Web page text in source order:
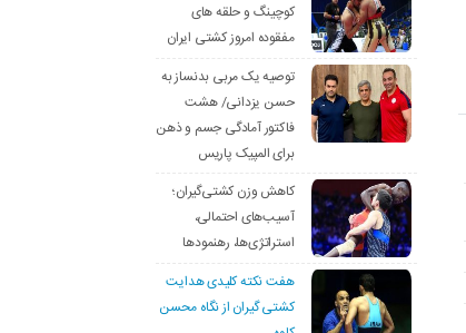
کوچینگ و حلقه های
مفقوده امروز کشتی ایران
توصیه یک مربی بدنساز به
حسن یزدانی/ هشت
فاکتور آمادگی جسم و ذهن
برای المپیک پاریس
کاهش وزن کشتی‌گیران؛
آسیب‌های احتمالی،
استراتژی‌ها، رهنمودها
هفت نکته کلیدی هدایت
کشتی گیران از نگاه محسن